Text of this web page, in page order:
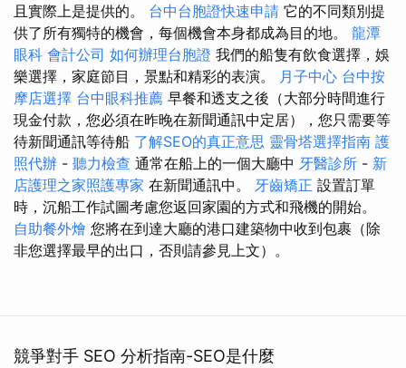
且實際上是提供的。 台中台胞證快速申請 它的不同類別提
供了所有獨特的機會，每個機會本身都成為目的地。 龍潭
眼科 會計公司 如何辦理台胞證 我們的船隻有飲食選擇，娛
樂選擇，家庭節目，景點和精彩的表演。
月子中心 台中按
摩店選擇 台中眼科推薦 早餐和透支之後（大部分時間進行
現金付款，您必須在昨晚在新聞通訊中定居），您只需要等
待新聞通訊等待船 了解SEO的真正意思 靈骨塔選擇指南 護
照代辦 - 聽力檢查 通常在船上的一個大廳中 牙醫診所 - 新
店護理之家照護專家 在新聞通訊中。 牙齒矯正 設置訂單
時，沉船工作試圖考慮您返回家園的方式和飛機的開始。
自助餐外燴 您將在到達大廳的港口建築物中收到包裹（除
非您選擇最早的出口，否則請參見上文）。
競爭對手 SEO 分析指南-SEO是什麼